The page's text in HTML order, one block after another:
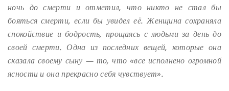
ночь до смерти и отметил, что никто не стал бы
бояться смерти, если бы увидел её. Женщина сохраняла
спокойствие и бодрость, прощаясь с людьми за день до
своей смерти. Одна из последних вещей, которые она
сказала своему сыну —то, что «все исполнено огромной
ясности и она прекрасно себя чувствует».